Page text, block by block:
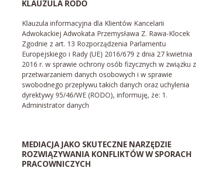
KLAUZULA RODO
Klauzula informacyjna dla Klientów Kancelarii
Adwokackiej Adwokata Przemysława Z. Rawa-Klocek
Zgodnie z art. 13 Rozporządzenia Parlamentu
Europejskiego i Rady (UE) 2016/679 z dnia 27 kwietnia
2016 r. w sprawie ochrony osób fizycznych w związku z
przetwarzaniem danych osobowych i w sprawie
swobodnego przepływu takich danych oraz uchylenia
dyrektywy 95/46/WE (RODO), informuję, że: 1.
Administrator danych
MEDIACJA JAKO SKUTECZNE NARZĘDZIE
ROZWIĄZYWANIA KONFLIKTÓW W SPORACH
PRACOWNICZYCH